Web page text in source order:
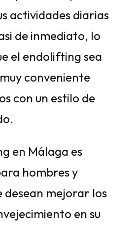
actividades diarias
de inmediato, lo
el endolifting sea
conveniente
con un estilo de
en Málaga es
hombres y
desean mejorar los
en su